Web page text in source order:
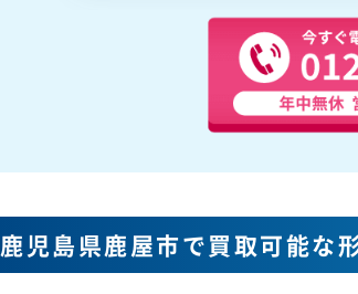
鹿児島県鹿屋市で買取可能な